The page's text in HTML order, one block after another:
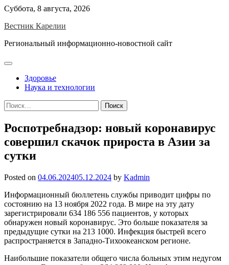
Skip
content
Суббота, 8 августа, 2026
Вестник Карелии
Региональный информационно-новостной сайт
Здоровье
Наука и технологии
Найти:
Роспотребнадзор: новый коронавирус
совершил скачок прироста в Азии за
сутки
Posted on 04.06.202405.12.2024 by Kadmin
Информационный бюллетень службы приводит цифры по
состоянию на 13 ноября 2022 года. В мире на эту дату
зарегистрировали 634 186 556 пациентов, у которых
обнаружен новый коронавирус. Это больше показателя за
предыдущие сутки на 213 1000. Инфекция быстрей всего
распространяется в Западно-Тихоокеанском регионе.
Наибольшие показатели общего числа больных этим недугом